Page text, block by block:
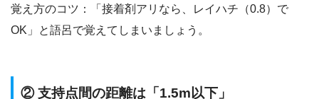
覚え方のコツ：「接着剤アリなら、レイハチ（0.8）で
OK」と語呂で覚えてしまいましょう。
② 支持点間の距離は「1.5m以下」